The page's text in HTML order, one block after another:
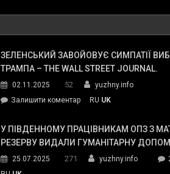
ЗЕЛЕНСЬКИЙ ЗАВОЙОВУЄ СИМПАТІЇ
ТРАМПА – THE WALL STREET JOURNAL.
02.11.2025 52
yuzhny.info
Залишити коментарon
завойовує
симпатії
Трампа
RU UK
У ПІВДЕННОМУ ПРАЦІВНИКАМ ОПЗ З
РЕЗЕРВУ ВИДАЛИ ГУМАНІТАРНУ
25.07.2025 271 yuzhny.info